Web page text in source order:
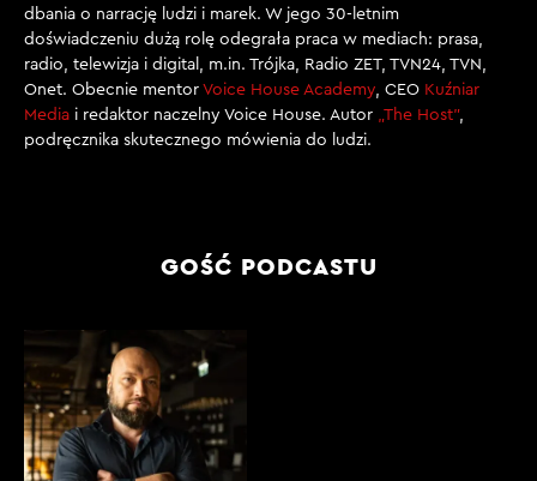
dbania o narrację ludzi i marek. W jego 30-letnim
doświadczeniu dużą rolę odegrała praca w mediach: prasa,
radio, telewizja i digital, m.in. Trójka, Radio ZET, TVN24, TVN,
Onet. Obecnie mentor Voice House Academy , CEO Kuźniar
Media i redaktor naczelny Voice House. Autor „The Host”,
podręcznika skutecznego mówienia do ludzi.
GOŚĆ PODCASTU